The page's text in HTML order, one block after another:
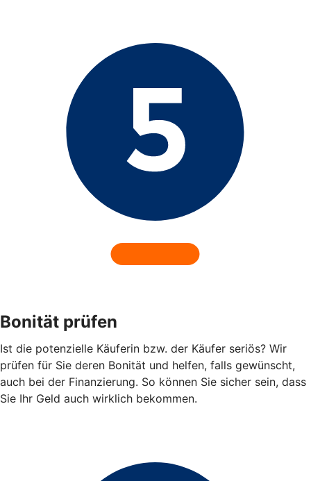
Bonität prüfen
Ist die potenzielle Käuferin bzw. der Käufer seriös? Wir
prüfen für Sie deren Bonität und helfen, falls gewünscht,
auch bei der Finanzierung. So können Sie sicher sein, dass
Sie Ihr Geld auch wirklich bekommen.